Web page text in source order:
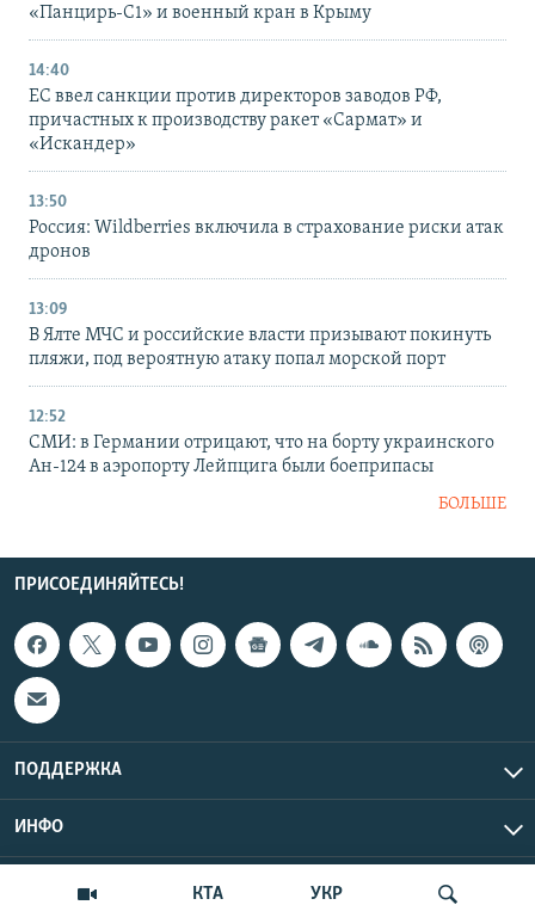
КТА УКР
«Панцирь-С1» и военный кран в Крыму
14:40
ЕС ввел санкции против директоров заводов РФ,
причастных к производству ракет «Сармат» и
«Искандер»
13:50
Россия: Wildberries включила в страхование риски атак
дронов
13:09
В Ялте МЧС и российские власти призывают покинуть
пляжи, под вероятную атаку попал морской порт
12:52
СМИ: в Германии отрицают, что на борту украинского
Ан-124 в аэропорту Лейпцига были боеприпасы
БОЛЬШЕ
ПРИСОЕДИНЯЙТЕСЬ!
ПОДДЕРЖКА
ИНФО
Copyright Крым.Реалии, 2026 | Все права защищены.
UTC+3